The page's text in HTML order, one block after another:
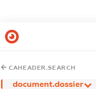
CAHEADER.SEARCH
document.dossier